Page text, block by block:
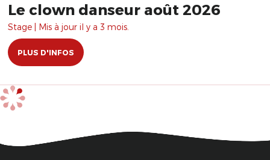
Le clown danseur août 2026
Stage | Mis à jour il y a 3 mois.
PLUS D'INFOS